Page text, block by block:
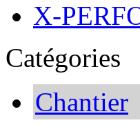
X-
Catégories
Chantier